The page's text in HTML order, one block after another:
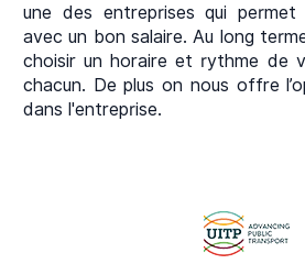
une des entreprises qui
avec un bon salaire. Au long
choisir un horaire et rythme de
chacun. De plus on nous offre
dans l'entreprise.